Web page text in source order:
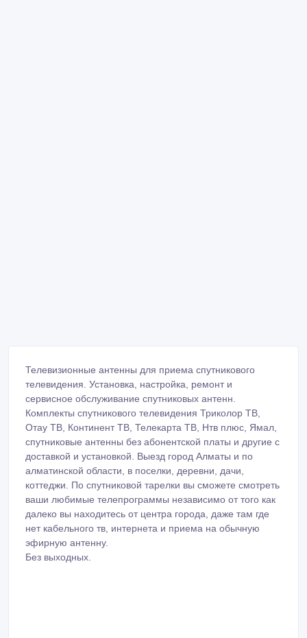
Телевизионные антенны для приема спутникового
телевидения. Установка, настройка, ремонт и
сервисное обслуживание спутниковых антенн.
Комплекты спутникового телевидения Триколор ТВ,
Отау ТВ, Континент ТВ, Телекарта ТВ, Нтв плюс, Ямал,
спутниковые антенны без абонентской платы и другие с
доставкой и установкой. Выезд город Алматы и по
алматинской области, в поселки, деревни, дачи,
коттеджи. По спутниковой тарелки вы сможете смотреть
ваши любимые телепрограммы независимо от того как
далеко вы находитесь от центра города, даже там где
нет кабельного тв, интернета и приема на обычную